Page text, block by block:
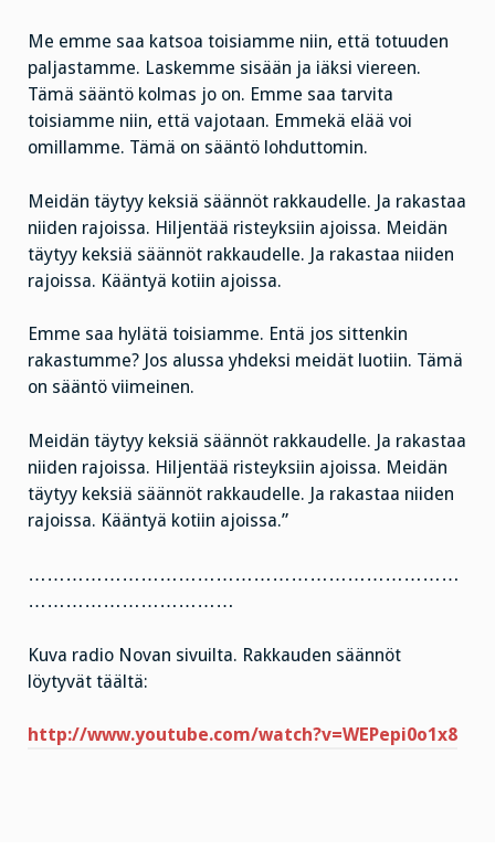
Me emme saa katsoa toisiamme niin, että totuuden
paljastamme. Laskemme sisään ja iäksi viereen.
Tämä sääntö kolmas jo on. Emme saa tarvita
toisiamme niin, että vajotaan. Emmekä elää voi
omillamme. Tämä on sääntö lohduttomin.
Meidän täytyy keksiä säännöt rakkaudelle. Ja rakastaa
niiden rajoissa. Hiljentää risteyksiin ajoissa. Meidän
täytyy keksiä säännöt rakkaudelle. Ja rakastaa niiden
rajoissa. Kääntyä kotiin ajoissa.
Emme saa hylätä toisiamme. Entä jos sittenkin
rakastumme? Jos alussa yhdeksi meidät luotiin. Tämä
on sääntö viimeinen.
Meidän täytyy keksiä säännöt rakkaudelle. Ja rakastaa
niiden rajoissa. Hiljentää risteyksiin ajoissa. Meidän
täytyy keksiä säännöt rakkaudelle. Ja rakastaa niiden
rajoissa. Kääntyä kotiin ajoissa.”
……………………………………………………………
……………………………
Kuva radio Novan sivuilta. Rakkauden säännöt
löytyvät täältä:
http://www.youtube.com/watch?v=WEPepi0o1x8